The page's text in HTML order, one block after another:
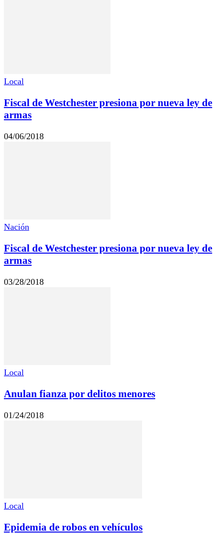
Local
Fiscal de Westchester presiona por nueva ley de
armas
04/06/2018
Nación
Fiscal de Westchester presiona por nueva ley de
armas
03/28/2018
Local
Anulan fianza por delitos menores
01/24/2018
Local
Epidemia de robos en vehículos